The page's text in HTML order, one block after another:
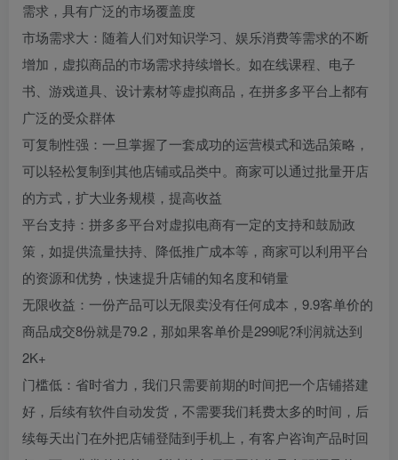
需求，具有广泛的市场覆盖度
市场需求大：随着人们对知识学习、娱乐消费等需求的不断
增加，虚拟商品的市场需求持续增长。如在线课程、电子
书、游戏道具、设计素材等虚拟商品，在拼多多平台上都有
广泛的受众群体
可复制性强：一旦掌握了一套成功的运营模式和选品策略，
可以轻松复制到其他店铺或品类中。商家可以通过批量开店
的方式，扩大业务规模，提高收益
平台支持：拼多多平台对虚拟电商有一定的支持和鼓励政
策，如提供流量扶持、降低推广成本等，商家可以利用平台
的资源和优势，快速提升店铺的知名度和销量
无限收益：一份产品可以无限卖没有任何成本，9.9客单价的
商品成交8份就是79.2，那如果客单价是299呢?利润就达到
2K+
门槛低：省时省力，我们只需要前期的时间把一个店铺搭建
好，后续有软件自动发货，不需要我们耗费太多的时间，后
续每天出门在外把店铺登陆到手机上，有客户咨询产品时回